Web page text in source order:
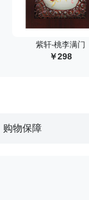
紫轩-桃李满门
298
购物保障